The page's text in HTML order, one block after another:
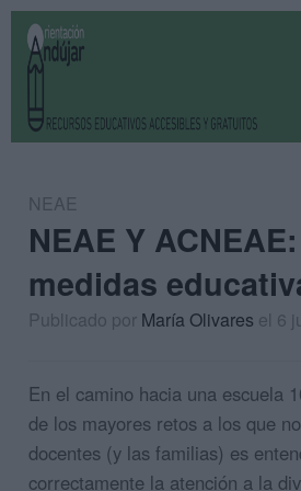
NEAE
NEAE Y
medidas
Publicado por María Olivares el 6
En el camino hacia una escuela
de los mayores retos a los que
docentes (y las familias) es
correctamente la atención a la